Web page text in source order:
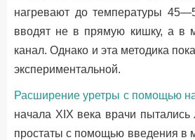
нагревают до температуры
вводят не в прямую кишку, а в
канал. Однако и эта методика
экспериментальной.
Расширение уретры с помощью
начала XIX века врачи пытались
простаты с помощью введения в